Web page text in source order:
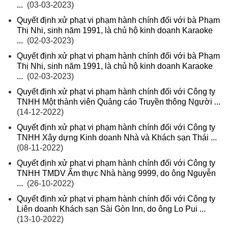
... (03-03-2023)
Quyết định xử phạt vi phạm hành chính đối với bà Phạm
Thị Nhi, sinh năm 1991, là chủ hộ kinh doanh Karaoke
... (02-03-2023)
Quyết định xử phạt vi phạm hành chính đối với bà Phạm
Thị Nhi, sinh năm 1991, là chủ hộ kinh doanh Karaoke
... (02-03-2023)
Quyết định xử phạt vi phạm hành chính đối với Công ty
TNHH Một thành viên Quảng cáo Truyền thông Người ...
(14-12-2022)
Quyết định xử phạt vi phạm hành chính đối với Công ty
TNHH Xây dựng Kinh doanh Nhà và Khách sạn Thái ...
(08-11-2022)
Quyết định xử phạt vi phạm hành chính đối với Công ty
TNHH TMDV Ẩm thực Nhà hàng 9999, do ông Nguyễn
... (26-10-2022)
Quyết định xử phạt vi phạm hành chính đối với Công ty
Liên doanh Khách sạn Sài Gòn Inn, do ông Lo Pui ...
(13-10-2022)